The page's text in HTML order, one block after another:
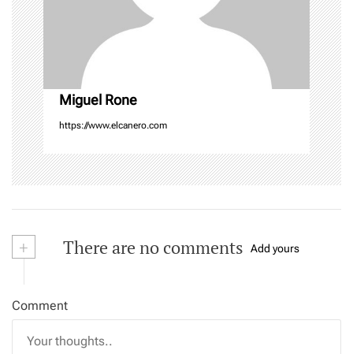
i
o
n
Miguel Rone
https://www.elcanero.com
+ There are no comments Add yours
Comment